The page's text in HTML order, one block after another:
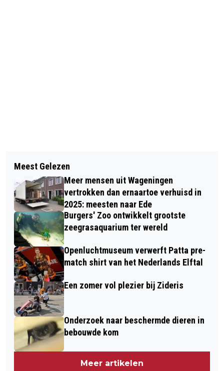
HUISDIEREN VAN DE WEEK: NEMO EN
DORY
BELMONDO FESTIVAL VIERT TIENDE
EDITIE OP 14 JUNI IN HET BELMONTE
ARBORETUM
Meest Gelezen
Meer mensen uit Wageningen
vertrokken dan ernaartoe verhuisd in
2025: meesten naar Ede
Burgers' Zoo ontwikkelt grootste
zeegrasaquarium ter wereld
Openluchtmuseum verwerft Patta pre-
match shirt van het Nederlands Elftal
Een zomer vol plezier bij Zideris
Onderzoek naar beschermde dieren in
bebouwde kom
Meer artikelen